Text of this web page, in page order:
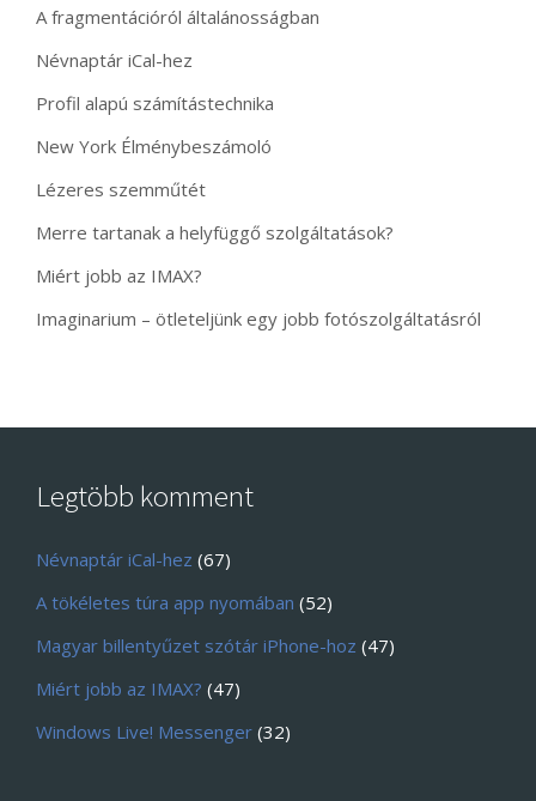
A fragmentációról általánosságban
Névnaptár iCal-hez
Profil alapú számítástechnika
New York Élménybeszámoló
Lézeres szemműtét
Merre tartanak a helyfüggő szolgáltatások?
Miért jobb az IMAX?
Imaginarium – ötleteljünk egy jobb fotószolgáltatásról
Legtöbb komment
Névnaptár iCal-hez (67)
A tökéletes túra app nyomában (52)
Magyar billentyűzet szótár iPhone-hoz (47)
Miért jobb az IMAX? (47)
Windows Live! Messenger (32)